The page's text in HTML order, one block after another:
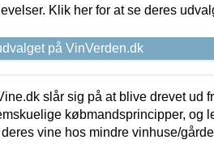
Klik her for at se deres
på VinVerden.dk
slår sig på at blive drevet ud
købmandsprincipper, og
vine hos mindre vinhuse/